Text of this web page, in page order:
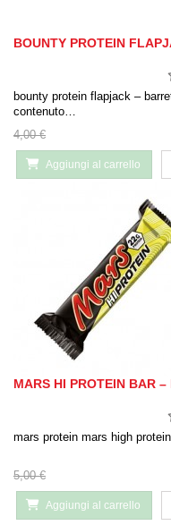
BOUNTY PROTEIN
bounty protein flapjack –
contenuto…
4,00 €
Aggiungi al carrello
MARS HI PROTEIN BAR
mars protein mars high
5,00 €
Aggiungi al carrello